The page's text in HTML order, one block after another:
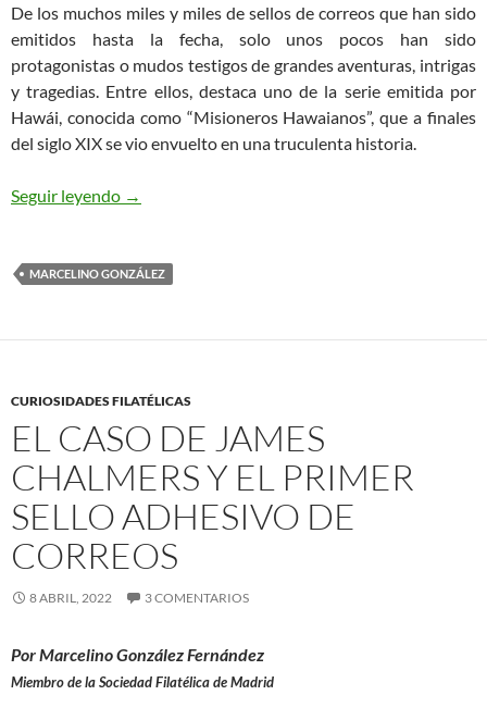
De los muchos miles y miles de sellos de correos que han sido
emitidos hasta la fecha, solo unos pocos han sido
protagonistas o mudos testigos de grandes aventuras, intrigas
y tragedias. Entre ellos, destaca uno de la serie emitida por
Hawái, conocida como “Misioneros Hawaianos”, que a finales
del siglo XIX se vio envuelto en una truculenta historia.
Seguir leyendo El caso de los “Misioneros Hawaianos”
→
MARCELINO GONZÁLEZ
CURIOSIDADES FILATÉLICAS
EL CASO DE JAMES
CHALMERS Y EL PRIMER
SELLO ADHESIVO DE
CORREOS
8 ABRIL, 2022 3 COMENTARIOS
Por Marcelino González Fernández
Miembro de la Sociedad Filatélica de Madrid